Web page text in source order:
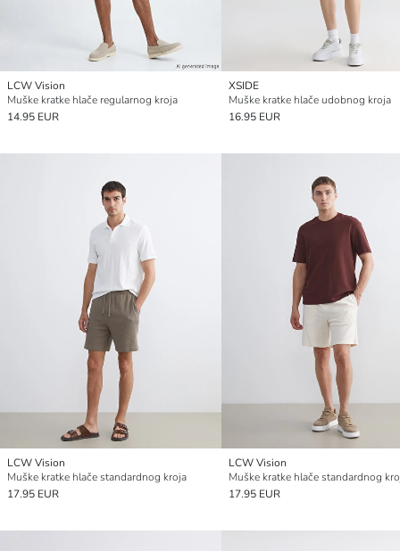
LCW Vision
Muške kratke hlače regularnog kroja
14.95 EUR
XSIDE
Muške kratke hlače udobnog kroja
16.95 EUR
LCW Vision
Muške kratke hlače standardnog kroja
17.95 EUR
LCW Vision
Muške kratke hlače standardnog
17.95 EUR